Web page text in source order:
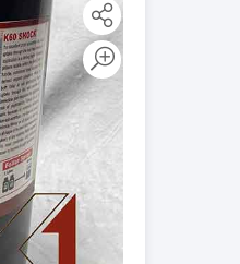
کود فروت ست
کود گیاهان آپارتمانی